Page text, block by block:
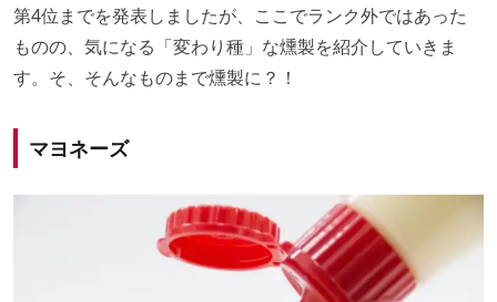
第4位までを発表しましたが、ここでランク外ではあった
ものの、気になる「変わり種」な燻製を紹介していきま
す。そ、そんなものまで燻製に？！
マヨネーズ